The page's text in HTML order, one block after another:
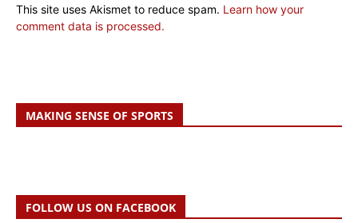
This site uses Akismet to reduce spam. Learn how your
comment data is processed.
MAKING SENSE OF SPORTS
FOLLOW US ON FACEBOOK